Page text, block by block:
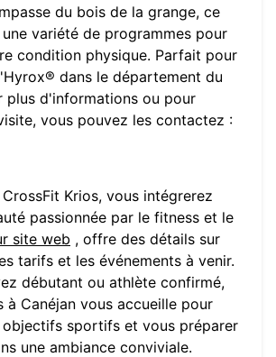
du bois de la grange, ce
variété de programmes pour
condition physique. Parfait pour
dans le département du
plus d'informations ou pour
vous pouvez les contactez :
CrossFit Krios, vous intégrerez
passionnée par le fitness et le
site web , offre des détails sur
tarifs et les événements à venir.
débutant ou athlète confirmé,
à Canéjan vous accueille pour
sportifs et vous préparer
une ambiance conviviale.